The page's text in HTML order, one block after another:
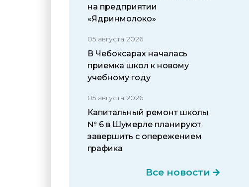
на предприятии
«Ядринмолоко»
05 августа 2026
В Чебоксарах началась
приемка школ к новому
учебному году
05 августа 2026
Капитальный ремонт школы
№ 6 в Шумерле планируют
завершить с опережением
графика
Все новости